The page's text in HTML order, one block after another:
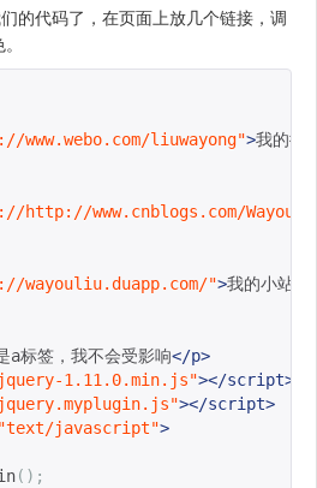
的代码了，在页面上放几个链接，调
www.webo.com/liuwayong">我的微
http://www.cnblogs.com/Wayou/"
wayouliu.duapp.com/">我的小站
a标签，我不会受影响</p>
1.11.0.min.js"></script>
></script>
"text/javascript">
();